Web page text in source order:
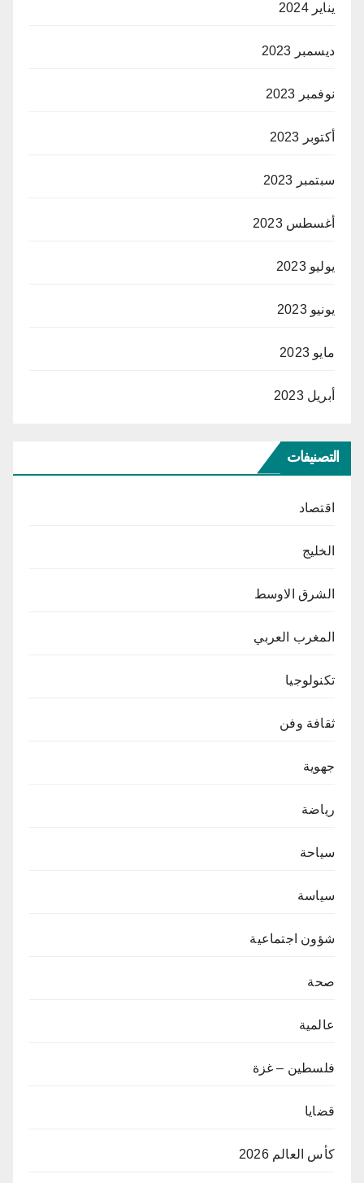
يناير 2024
ديسمبر 2023
نوفمبر 2023
أكتوبر 2023
سبتمبر 2023
أغسطس 2023
يوليو 2023
يونيو 2023
مايو 2023
أبريل 2023
التصنيفات
اقتصاد
الخليج
الشرق الاوسط
المغرب العربي
تكنولوجيا
ثقافة وفن
جهوية
رياضة
سياحة
سياسة
شؤون اجتماعية
صحة
عالمية
فلسطين – غزة
قضايا
كأس العالم 2026